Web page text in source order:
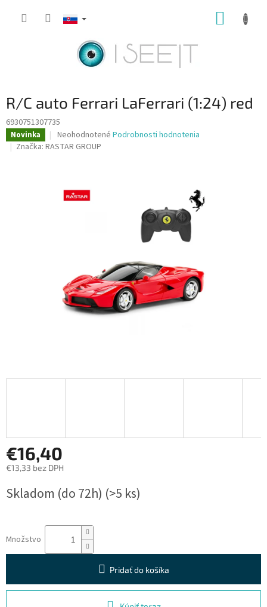
R/C auto Ferrari LaFerrari (1:24) red
6930751307735
Novinka
Priemerné
hodnotenie
Neohodnotené Podrobnosti hodnotenia
Značka: RASTAR GROUP
€16,40
€13,33 bez DPH
cena:
Skladom (do 72h) (>5 ks)
Množstvo
Pridať do košíka